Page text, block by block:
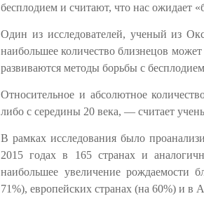
бесплодием и считают, что нас ожидает
Один из исследователей, ученый из
наибольшее количество близнецов
развиваются методы борьбы с
Относительное и абсолютное
либо с середины 20 века, — считает
В рамках исследования было
2015 годах в 165 странах и
наибольшее увеличение рождаемости
71%), европейских странах (на 60%) и в